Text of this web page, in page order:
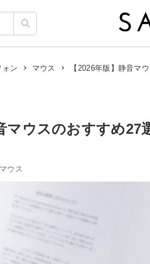
ン マウス 【2026年版】静音マ
マウスのおすすめ
ウス